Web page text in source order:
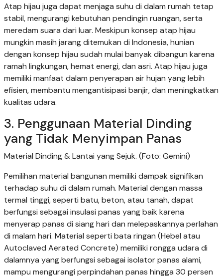
Atap hijau juga dapat menjaga suhu di dalam rumah tetap
stabil, mengurangi kebutuhan pendingin ruangan, serta
meredam suara dari luar. Meskipun konsep atap hijau
mungkin masih jarang ditemukan di Indonesia, hunian
dengan konsep hijau sudah mulai banyak dibangun karena
ramah lingkungan, hemat energi, dan asri. Atap hijau juga
memiliki manfaat dalam penyerapan air hujan yang lebih
efisien, membantu mengantisipasi banjir, dan meningkatkan
kualitas udara.
3. Penggunaan Material Dinding
yang Tidak Menyimpan Panas
Material Dinding & Lantai yang Sejuk. (Foto: Gemini)
Pemilihan material bangunan memiliki dampak signifikan
terhadap suhu di dalam rumah. Material dengan massa
termal tinggi, seperti batu, beton, atau tanah, dapat
berfungsi sebagai insulasi panas yang baik karena
menyerap panas di siang hari dan melepaskannya perlahan
di malam hari. Material seperti bata ringan (Hebel atau
Autoclaved Aerated Concrete) memiliki rongga udara di
dalamnya yang berfungsi sebagai isolator panas alami,
mampu mengurangi perpindahan panas hingga 30 persen